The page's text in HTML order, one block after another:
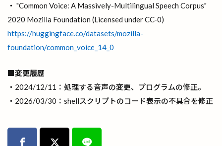
・ "Common Voice: A Massively-Multilingual Speech Corpus"
2020 Mozilla Foundation (Licensed under CC-0)
https://huggingface.co/datasets/mozilla-
foundation/common_voice_14_0
■変更履歴
・2024/12/11：処理する音声の変更、プログラムの修正。
・2026/03/30：shellスクリプトのコード表示の不具合を修正